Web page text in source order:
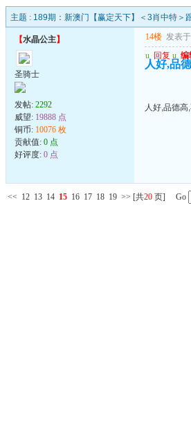
主题 : 189期：新澳门【赢定天下】＜3肖中特＞
【水晶公主】
圣骑士
发帖: 2292
威望: 19888 点
铜币: 10076 枚
贡献值: 0 点
好评度: 0 点
14楼 发表
u 回复 u 编
人好,品
人好,品德
<< 12 13 14 15 16 17 18 19 >> [共20 页] Go